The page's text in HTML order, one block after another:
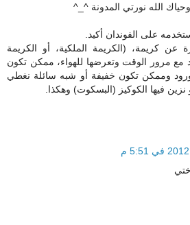
الله نورتي المدونة ^_^
على الفوندان أكيد.
عن كريمة، (الكريمة الملكية، أو الكريمة
مع مرور الوقت وتعرضها للهواء، ممكن تكون
وممكن تكون خفيفة أو شبه سائلة نغطي
نزين فيها الكوكيز (البسكوت) وهكذا.